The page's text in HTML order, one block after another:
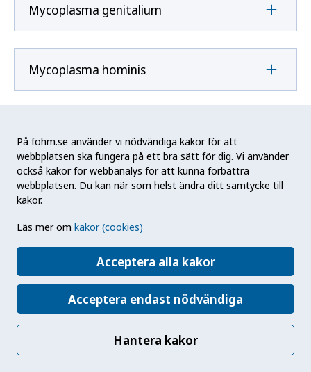
På fohm.se använder vi nödvändiga kakor för att
webbplatsen ska fungera på ett bra sätt för dig. Vi använder
också kakor för webbanalys för att kunna förbättra
webbplatsen. Du kan när som helst ändra ditt samtycke till
kakor.
Läs mer om kakor (cookies)
Acceptera alla kakor
Acceptera endast nödvändiga
Hantera kakor
Mycoplasma genitalium
Mycoplasma hominis
N
Neisseria gonorrhoeae
Neisseria meningitidis